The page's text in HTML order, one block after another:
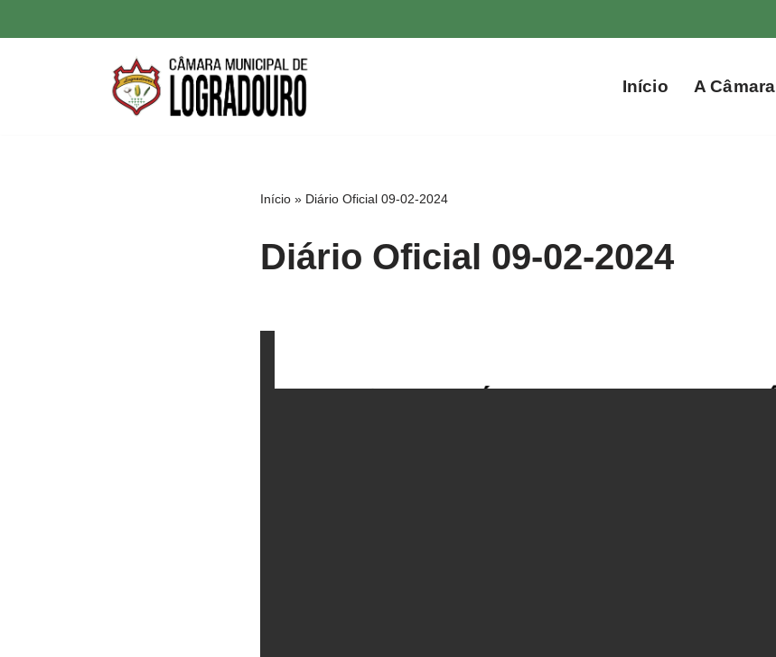
Início A Câmara
Início » Diário Oficial 09-02-2024
Diário Oficial 09-02-2024